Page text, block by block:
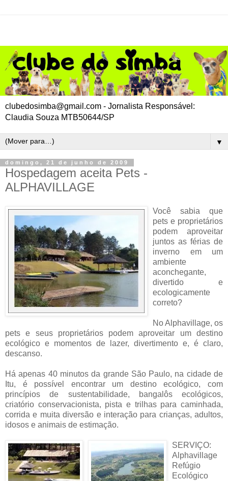
clubedosimba@gmail.com - Jornalista Responsável:
Claudia Souza MTB50644/SP
▼
domingo, 21 de junho de 2009
Hospedagem aceita Pets -
ALPHAVILLAGE
Você sabia que
pets e proprietários
podem aproveitar
juntos as férias de
inverno em um
ambiente
aconchegante,
divertido e
ecologicamente
correto?
No Alphavillage, os
pets e seus proprietários podem aproveitar um destino
ecológico e momentos de lazer, divertimento e, é claro,
descanso.
Há apenas 40 minutos da grande São Paulo, na cidade de
Itu, é possível encontrar um destino ecológico, com
princípios de sustentabilidade, bangalôs ecológicos,
criatório conservacionista, pista e trilhas para caminhada,
corrida e muita diversão e interação para crianças, adultos,
idosos e animais de estimação.
SERVIÇO:
Alphavillage
Refúgio
Ecológico